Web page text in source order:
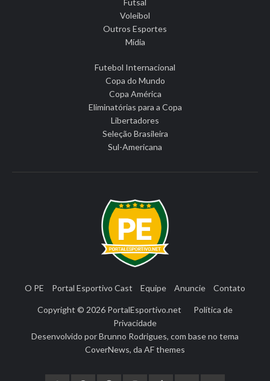
Futsal
Voleibol
Outros Esportes
Mídia
Futebol Internacional
Copa do Mundo
Copa América
Eliminatórias para a Copa
Libertadores
Seleção Brasileira
Sul-Americana
O PE Portal Esportivo Cast Equipe Anuncie Contato
Copyright © 2026 PortalEsportivo.net
Política de
Privacidade
Desenvolvido porBrunno Rodrigues, com base no tema
CoverNews, da AF themes